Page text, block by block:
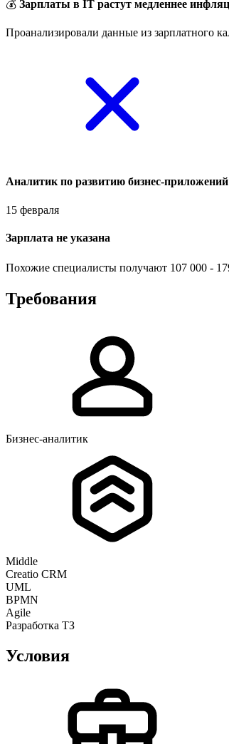
💰 Зарплаты в IT растут медленнее
Проанализировали данные из зарплатного
Аналитик по развитию бизнес-приложений
15 февраля
Зарплата не указана
Похожие специалисты получают 107 000 -
Требования
Бизнес-аналитик
Middle
Creatio CRM
UML
BPMN
Agile
Разработка ТЗ
Условия